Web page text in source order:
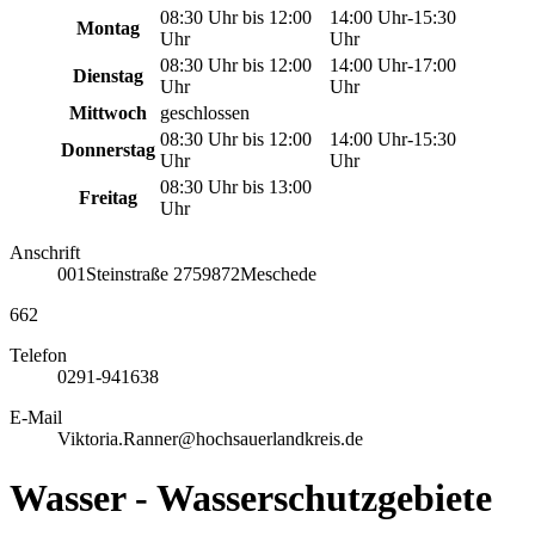
Montag
08:30 Uhr bis 12:00
Uhr
14:00 Uhr-15:30
Uhr
Dienstag
08:30 Uhr bis 12:00
Uhr
14:00 Uhr-17:00
Uhr
Mittwoch
geschlossen
Donnerstag
08:30 Uhr bis 12:00
Uhr
14:00 Uhr-15:30
Uhr
Freitag
08:30 Uhr bis 13:00
Uhr
Anschrift
001 Steinstraße 2759872Meschede
662
Telefon
0291-941638
E-Mail
Viktoria.Ranner@hochsauerlandkreis.de
Wasser - Wasserschutzgebiete